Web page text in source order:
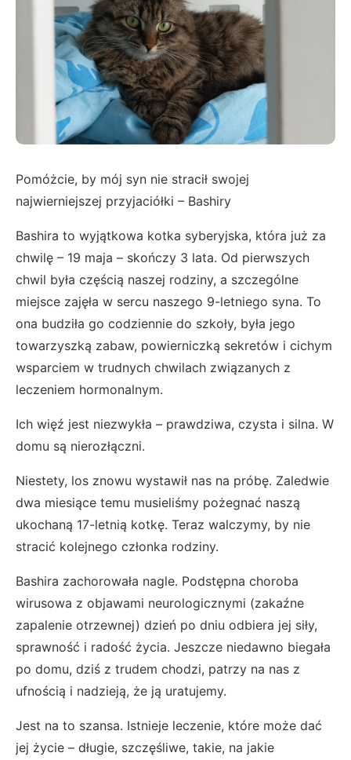
Pomóżcie, by mój syn nie stracił swojej
najwierniejszej przyjaciółki – Bashiry
Bashira to wyjątkowa kotka syberyjska, która już za
chwilę – 19 maja – skończy 3 lata. Od pierwszych
chwil była częścią naszej rodziny, a szczególne
miejsce zajęła w sercu naszego 9-letniego syna. To
ona budziła go codziennie do szkoły, była jego
towarzyszką zabaw, powierniczką sekretów i cichym
wsparciem w trudnych chwilach związanych z
leczeniem hormonalnym.
Ich więź jest niezwykła – prawdziwa, czysta i silna. W
domu są nierozłączni.
Niestety, los znowu wystawił nas na próbę. Zaledwie
dwa miesiące temu musieliśmy pożegnać naszą
ukochaną 17-letnią kotkę. Teraz walczymy, by nie
stracić kolejnego członka rodziny.
Bashira zachorowała nagle. Podstępna choroba
wirusowa z objawami neurologicznymi (zakaźne
zapalenie otrzewnej) dzień po dniu odbiera jej siły,
sprawność i radość życia. Jeszcze niedawno biegała
po domu, dziś z trudem chodzi, patrzy na nas z
ufnością i nadzieją, że ją uratujemy.
Jest na to szansa. Istnieje leczenie, które może dać
jej życie – długie, szczęśliwe, takie, na jakie